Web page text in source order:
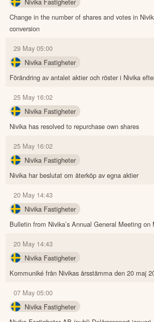
Change in the number of shares and votes in
conversion
29 May 05:00
Nivika Fastigheter
Förändring av antalet aktier och röster i Nivika
25 May 16:02
Nivika Fastigheter
Nivika has resolved to repurchase own shares
25 May 16:02
Nivika Fastigheter
Nivika har beslutat om återköp av egna aktier
20 May 14:43
Nivika Fastigheter
Bulletin from Nivika’s Annual General Meeting on
20 May 14:43
Nivika Fastigheter
Kommuniké från Nivikas årsstämma den 20 maj
07 May 05:00
Nivika Fastigheter